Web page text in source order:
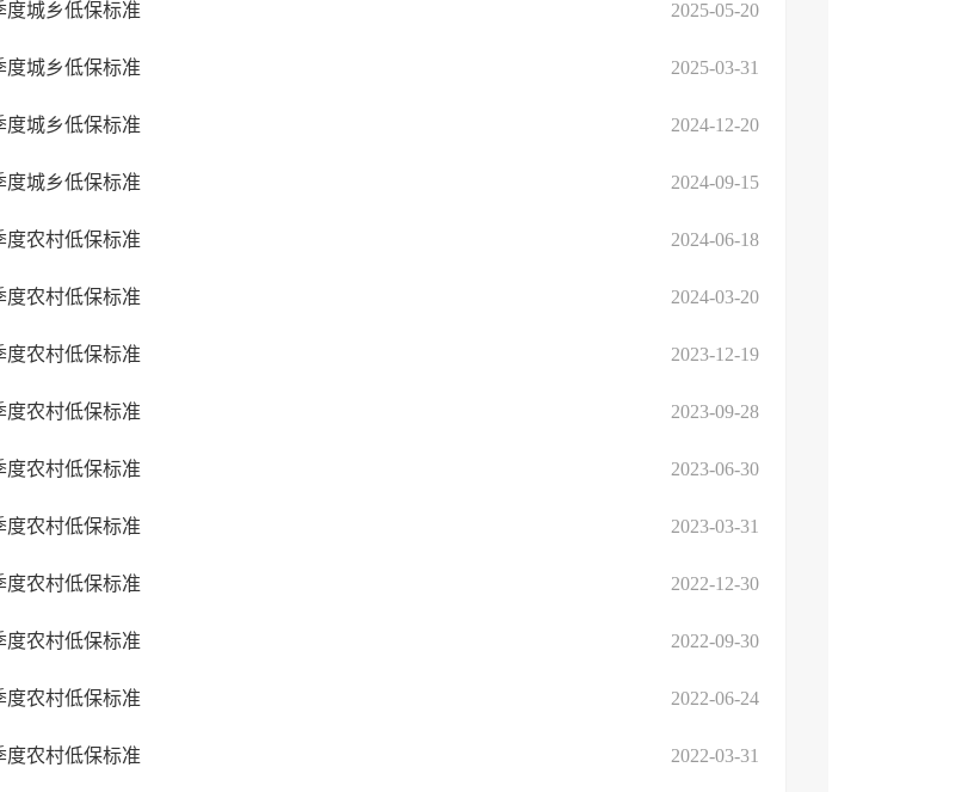
度城乡低保标准 2025-05-20
度城乡低保标准 2025-03-31
度城乡低保标准 2024-12-20
度城乡低保标准 2024-09-15
度农村低保标准 2024-06-18
度农村低保标准 2024-03-20
度农村低保标准 2023-12-19
度农村低保标准 2023-09-28
度农村低保标准 2023-06-30
度农村低保标准 2023-03-31
度农村低保标准 2022-12-30
度农村低保标准 2022-09-30
度农村低保标准 2022-06-24
度农村低保标准 2022-03-31